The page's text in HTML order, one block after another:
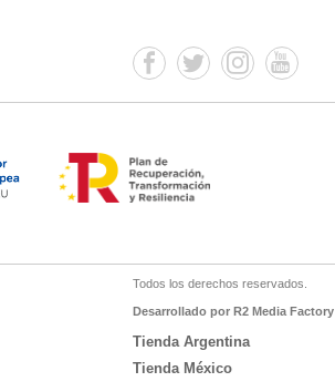
Todos los derechos reservados.
Desarrollado por R2 Media Factory
Tienda Argentina
Tienda México